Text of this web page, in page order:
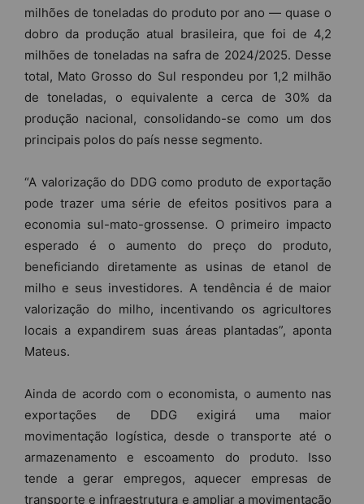
milhões de toneladas do produto por ano — quase o
dobro da produção atual brasileira, que foi de 4,2
milhões de toneladas na safra de 2024/2025. Desse
total, Mato Grosso do Sul respondeu por 1,2 milhão
de toneladas, o equivalente a cerca de 30% da
produção nacional, consolidando-se como um dos
principais polos do país nesse segmento.
“A valorização do DDG como produto de exportação
pode trazer uma série de efeitos positivos para a
economia sul-mato-grossense. O primeiro impacto
esperado é o aumento do preço do produto,
beneficiando diretamente as usinas de etanol de
milho e seus investidores. A tendência é de maior
valorização do milho, incentivando os agricultores
locais a expandirem suas áreas plantadas”, aponta
Mateus.
Ainda de acordo com o economista, o aumento nas
exportações de DDG exigirá uma maior
movimentação logística, desde o transporte até o
armazenamento e escoamento do produto. Isso
tende a gerar empregos, aquecer empresas de
transporte e infraestrutura e ampliar a movimentação